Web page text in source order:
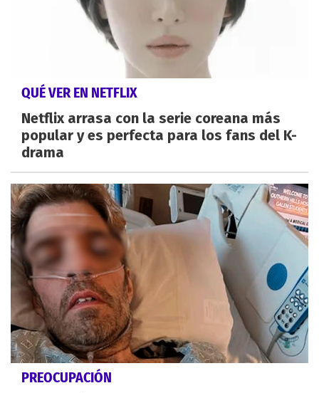
QUÉ VER EN NETFLIX
Netflix arrasa con la serie coreana más
popular y es perfecta para los fans del K-
drama
PREOCUPACIÓN